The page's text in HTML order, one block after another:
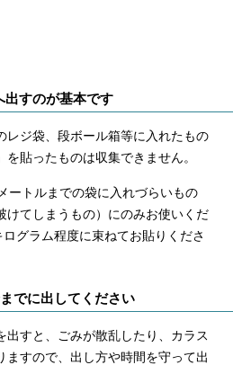
出すのが基本です
レジ袋、段ボール箱等に入れたもの
貼ったものは収集できません。
ートルまでの袋に入れづらいもの
けてしまうもの）にのみお使いくだ
グラム程度に束ねてお貼りくださ
でに出してください
出すと、ごみが散乱したり、カラス
ますので、出し方や時間を守って出